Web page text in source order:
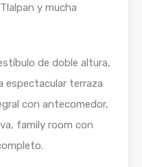
y mucha
de doble altura,
espectacular terraza
con antecomedor,
family room con